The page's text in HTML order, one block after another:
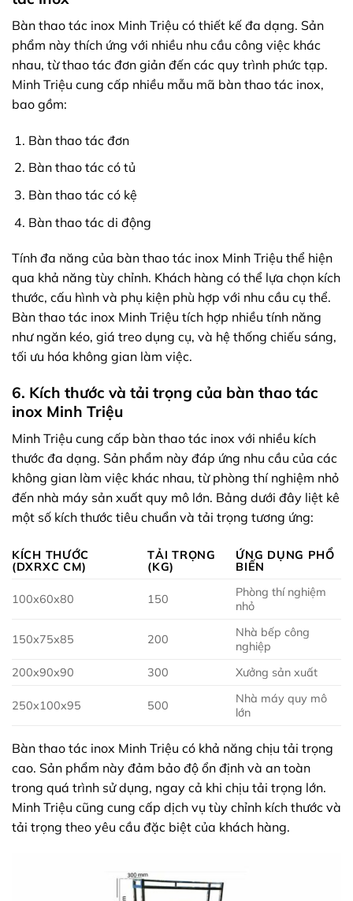
Bàn thao tác inox Minh Triệu có thiết kế đa dạng. Sản
phẩm này thích ứng với nhiều nhu cầu công việc khác
nhau, từ thao tác đơn giản đến các quy trình phức tạp.
Minh Triệu cung cấp nhiều mẫu mã bàn thao tác inox,
bao gồm:
Bàn thao tác đơn
Bàn thao tác có tủ
Bàn thao tác có kệ
Bàn thao tác di động
Tính đa năng của bàn thao tác inox Minh Triệu thể hiện
qua khả năng tùy chỉnh. Khách hàng có thể lựa chọn kích
thước, cấu hình và phụ kiện phù hợp với nhu cầu cụ thể.
Bàn thao tác inox Minh Triệu tích hợp nhiều tính năng
như ngăn kéo, giá treo dụng cụ, và hệ thống chiếu sáng,
tối ưu hóa không gian làm việc.
6. Kích thước và tải trọng của bàn thao tác
inox Minh Triệu
Minh Triệu cung cấp bàn thao tác inox với nhiều kích
thước đa dạng. Sản phẩm này đáp ứng nhu cầu của các
không gian làm việc khác nhau, từ phòng thí nghiệm nhỏ
đến nhà máy sản xuất quy mô lớn. Bảng dưới đây liệt kê
một số kích thước tiêu chuẩn và tải trọng tương ứng:
KÍCH THƯỚC
(DXRXC CM)
TẢI TRỌNG
(KG)
ỨNG DỤNG PHỔ
BIẾN
100x60x80 150
Phòng thí nghiệm
nhỏ
150x75x85 200
Nhà bếp công
nghiệp
200x90x90
300 Xưởng sản xuất
250x100x95 500
Nhà máy quy mô
lớn
Bàn thao tác inox Minh Triệu có khả năng chịu tải trọng
cao. Sản phẩm này đảm bảo độ ổn định và an toàn
trong quá trình sử dụng, ngay cả khi chịu tải trọng lớn.
Minh Triệu cũng cung cấp dịch vụ tùy chỉnh kích thước và
tải trọng theo yêu cầu đặc biệt của khách hàng.